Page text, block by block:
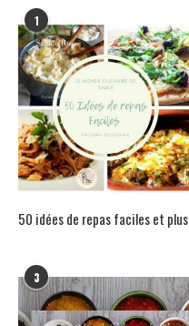
1
50 idées de repas faciles et plus
3